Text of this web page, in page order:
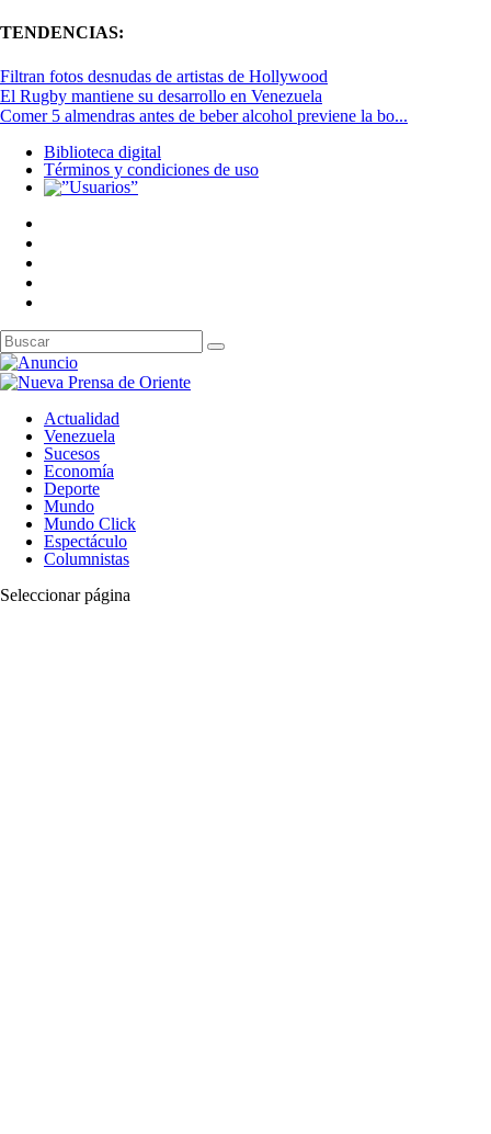
TENDENCIAS:
Filtran fotos desnudas de artistas de Hollywood
El Rugby mantiene su desarrollo en Venezuela
Comer 5 almendras antes de beber alcohol previene la bo...
Biblioteca digital
Términos y condiciones de uso
Actualidad
Venezuela
Sucesos
Economía
Deporte
Mundo
Mundo Click
Espectáculo
Columnistas
Seleccionar página